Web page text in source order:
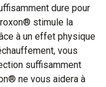
dure pour
stimule la
à un effet physique
vous
suffisamment
ne vous aidera à